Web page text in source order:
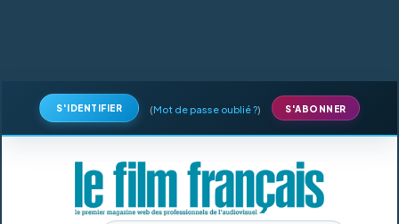
S'IDENTIFIER (Mot de passe oublié ?) S'ABONNER